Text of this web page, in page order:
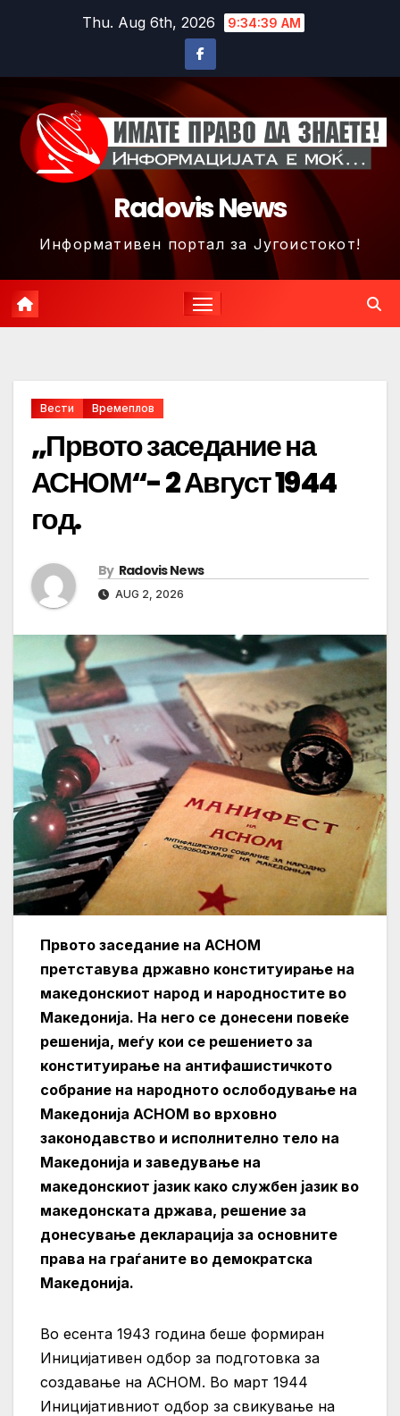
Thu. Aug 6th, 2026 9:34:42 AM
Radovis News
Информативен портал за Југоистокот!
Вести Времеплов
„Првото заседание на
АСНОМ“- 2 Август 1944
год.
By Radovis News
AUG 2, 2026
Првото заседание на АСНОМ
претставува државно конституирање на
македонскиот народ и народностите во
Македонија. На него се донесени повеќе
решенија, меѓу кои се решението за
конституирање на антифашистичкото
собрание на народното ослободување на
Македонија АСНОМ во врховно
законодавство и исполнително тело на
Македонија и заведување на
македонскиот јазик како службен јазик во
македонската држава, решение за
донесување декларација за основните
права на граѓаните во демократска
Македонија.
Во есента 1943 година беше формиран
Иницијативен одбор за подготовка за
создавање на АСНОМ. Во март 1944
Иницијативниот одбор за свикување на